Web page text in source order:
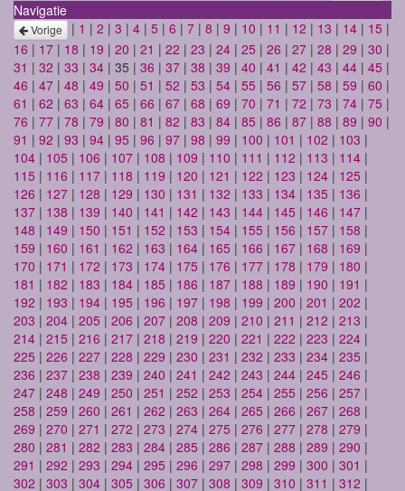
Navigatie
Vorige | 1 | 2 | 3 | 4 | 5 | 6 | 7 | 8 | 9 | 10 | 11 | 12 | 13 | 14 | 15 |
16 | 17 | 18 | 19 | 20 | 21 | 22 | 23 | 24 | 25 | 26 | 27 | 28 | 29 | 30 |
31 | 32 | 33 | 34 | 35 | 36 | 37 | 38 | 39 | 40 | 41 | 42 | 43 | 44 | 45 |
46 | 47 | 48 | 49 | 50 | 51 | 52 | 53 | 54 | 55 | 56 | 57 | 58 | 59 | 60 |
61 | 62 | 63 | 64 | 65 | 66 | 67 | 68 | 69 | 70 | 71 | 72 | 73 | 74 | 75 |
76 | 77 | 78 | 79 | 80 | 81 | 82 | 83 | 84 | 85 | 86 | 87 | 88 | 89 | 90 |
91 | 92 | 93 | 94 | 95 | 96 | 97 | 98 | 99 | 100 | 101 | 102 | 103 |
104 | 105 | 106 | 107 | 108 | 109 | 110 | 111 | 112 | 113 | 114 |
115 | 116 | 117 | 118 | 119 | 120 | 121 | 122 | 123 | 124 | 125 |
126 | 127 | 128 | 129 | 130 | 131 | 132 | 133 | 134 | 135 | 136 |
137 | 138 | 139 | 140 | 141 | 142 | 143 | 144 | 145 | 146 | 147 |
148 | 149 | 150 | 151 | 152 | 153 | 154 | 155 | 156 | 157 | 158 |
159 | 160 | 161 | 162 | 163 | 164 | 165 | 166 | 167 | 168 | 169 |
170 | 171 | 172 | 173 | 174 | 175 | 176 | 177 | 178 | 179 | 180 |
181 | 182 | 183 | 184 | 185 | 186 | 187 | 188 | 189 | 190 | 191 |
192 | 193 | 194 | 195 | 196 | 197 | 198 | 199 | 200 | 201 | 202 |
203 | 204 | 205 | 206 | 207 | 208 | 209 | 210 | 211 | 212 | 213 |
214 | 215 | 216 | 217 | 218 | 219 | 220 | 221 | 222 | 223 | 224 |
225 | 226 | 227 | 228 | 229 | 230 | 231 | 232 | 233 | 234 | 235 |
236 | 237 | 238 | 239 | 240 | 241 | 242 | 243 | 244 | 245 | 246 |
247 | 248 | 249 | 250 | 251 | 252 | 253 | 254 | 255 | 256 | 257 |
258 | 259 | 260 | 261 | 262 | 263 | 264 | 265 | 266 | 267 | 268 |
269 | 270 | 271 | 272 | 273 | 274 | 275 | 276 | 277 | 278 | 279 |
280 | 281 | 282 | 283 | 284 | 285 | 286 | 287 | 288 | 289 | 290 |
291 | 292 | 293 | 294 | 295 | 296 | 297 | 298 | 299 | 300 | 301 |
302 | 303 | 304 | 305 | 306 | 307 | 308 | 309 | 310 | 311 | 312 |